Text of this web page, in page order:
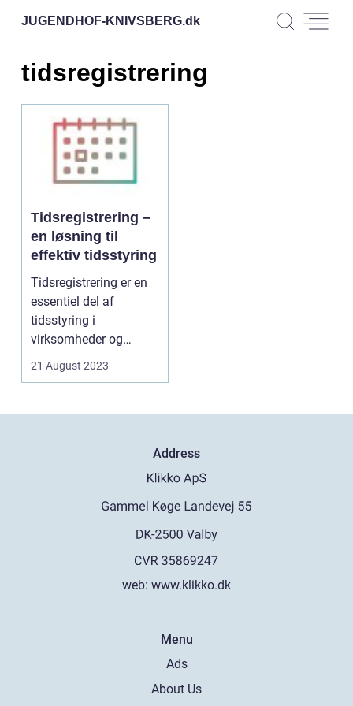
JUGENDHOF-KNIVSBERG.dk
tidsregistrering
Tidsregistrering –
en løsning til
effektiv tidsstyring
Tidsregistrering er en
essentiel del af
tidsstyring i
virksomheder og
offentlige institutioner.
Det ...
21 August 2023
Address
web: www.klikko.dk
Menu
Ads
About Us